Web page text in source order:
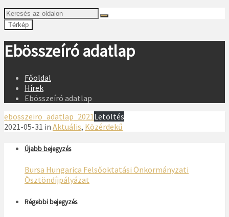
Térkép
Ebösszeíró adatlap
Főoldal
Hírek
Ebösszeíró adatlap
ebosszeiro_adatlap_2021Letöltés
2021-05-31 in Aktuális, Közérdekű
Újabb bejegyzés
Bursa Hungarica Felsőoktatási Önkormányzati
Ösztöndíjpályázat
Régebbi bejegyzés